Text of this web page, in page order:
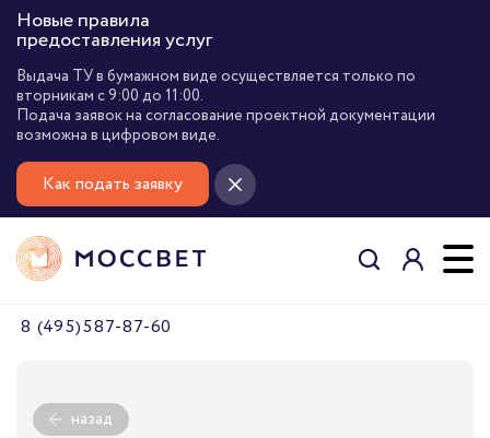
Новые правила
предоставления услуг
Выдача ТУ в бумажном виде осуществляется только по
вторникам с 9:00 до 11:00.
Подача заявок на согласование проектной документации
возможна в цифровом виде.
Как подать заявку
8 (495) 587-87-60
назад